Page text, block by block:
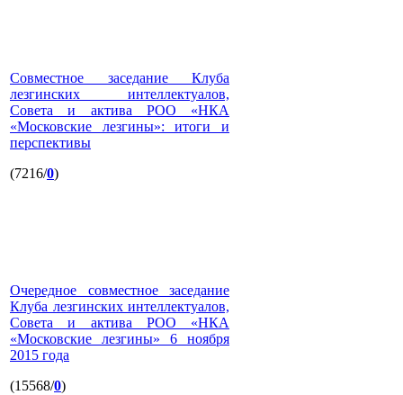
Совместное заседание Клуба
лезгинских интеллектуалов,
Совета и актива РОО «НКА
«Московские лезгины»: итоги и
перспективы
(7216/0)
Очередное совместное заседание
Клуба лезгинских интеллектуалов,
Совета и актива РОО «НКА
«Московские лезгины» 6 ноября
2015 года
(15568/0)